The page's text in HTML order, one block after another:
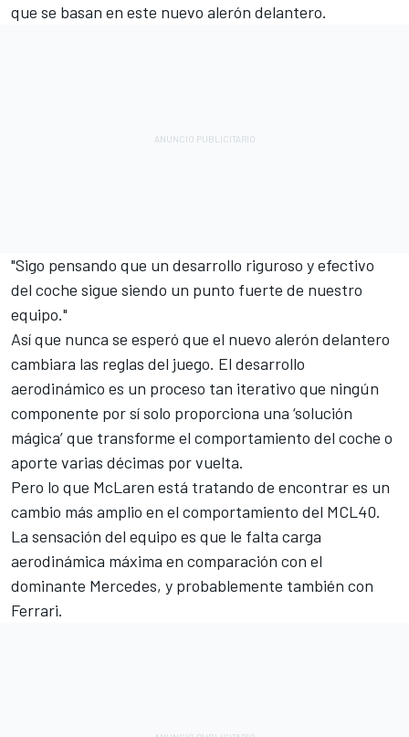
que se basan en este nuevo alerón delantero.
"Sigo pensando que un desarrollo riguroso y efectivo
del coche sigue siendo un punto fuerte de nuestro
equipo."
Así que nunca se esperó que el nuevo alerón delantero
cambiara las reglas del juego. El desarrollo
aerodinámico es un proceso tan iterativo que ningún
componente por sí solo proporciona una ‘solución
mágica’ que transforme el comportamiento del coche o
aporte varias décimas por vuelta.
Pero lo que McLaren está tratando de encontrar es un
cambio más amplio en el comportamiento del MCL40.
La sensación del equipo es que le falta carga
aerodinámica máxima en comparación con el
dominante Mercedes, y probablemente también con
Ferrari.